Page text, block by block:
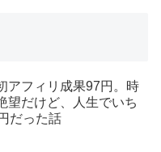
アフィリ成果97円。時
望だけど、人生でいち
だった話